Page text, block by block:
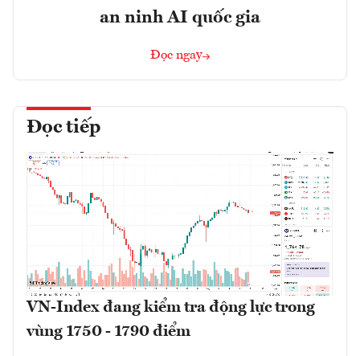
an ninh AI quốc gia
Đọc ngay
Đọc tiếp
VN-Index đang kiểm tra động lực trong
vùng 1750 - 1790 điểm